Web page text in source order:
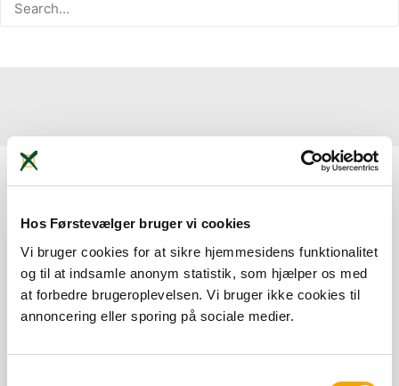
Hos Førstevælger bruger vi cookies
Vi bruger cookies for at sikre hjemmesidens funktionalitet
og til at indsamle anonym statistik, som hjælper os med
at forbedre brugeroplevelsen. Vi bruger ikke cookies til
annoncering eller sporing på sociale medier.
Nothing Found
It seems we can’t find what you’re looking for. Perhaps
searching can help.